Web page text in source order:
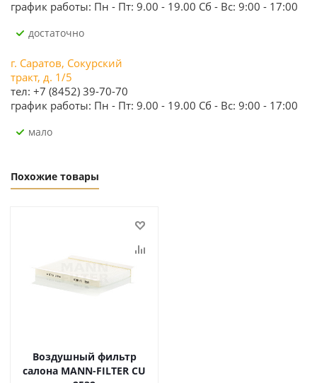
график работы: Пн - Пт: 9.00 - 19.00 Сб - Вс: 9:00 - 17:00
Достаточно
г. Саратов, Сокурский
тракт, д. 1/5
тел: +7 (8452) 39-70-70
график работы: Пн - Пт: 9.00 - 19.00 Сб - Вс: 9:00 - 17:00
Мало
Похожие товары
Воздушный фильтр
салона MANN-FILTER CU